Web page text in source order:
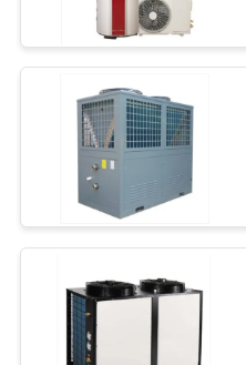
EVI Hava
Isı
Dc
Pompası